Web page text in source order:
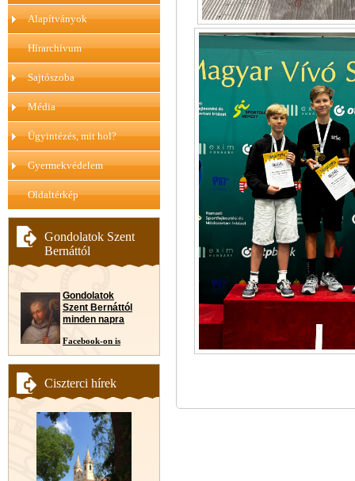
Alapítványok
Hírarchívum
Sajtószoba
Média
Ügyintézés, mit hol?
Gyermekvédelem
Oldaltérkép
Gondolatok Szent
Bernáttól
Gondolatok
Szent Bernáttól
minden napra
Facebook-on is
Ciszterci hírek